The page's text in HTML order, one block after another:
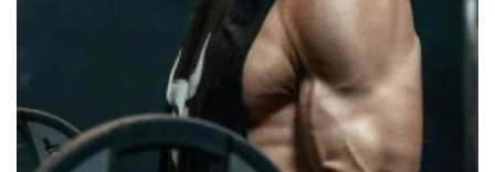
Obok akcesoriów posiadamy preparaty wspomagające
męską gospodarkę hormonalną. Proponowane przez nas
boostery testosteronu prezentujemy w sklepie jako
propozycje dla osób szukających naturalnego
wzmocnienia organizmu. Produkty z tej kategorii
pomagają w utrzymaniu witalności oraz poprawie nastroju
przy dużej ilości stresu i ciężkich treningach.